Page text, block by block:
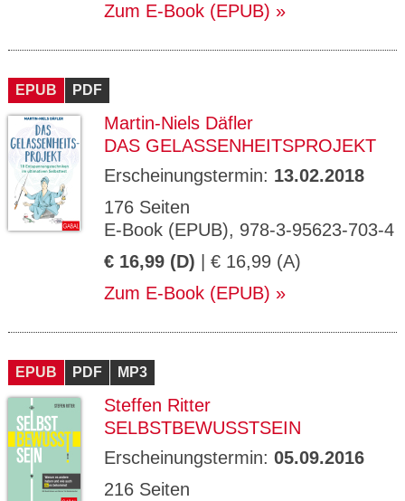
Zum E-Book (EPUB)
EPUB PDF
Martin-Niels Däfler
DAS GELASSENHEITSPROJEKT
Erscheinungstermin: 13.02.2018
176 Seiten
E-Book (EPUB), 978-3-95623-703-4
€ 16,99 (D) | € 16,99 (A)
Zum E-Book (EPUB)
EPUB PDF MP3
Steffen Ritter
SELBSTBEWUSSTSEIN
Erscheinungstermin: 05.09.2016
216 Seiten